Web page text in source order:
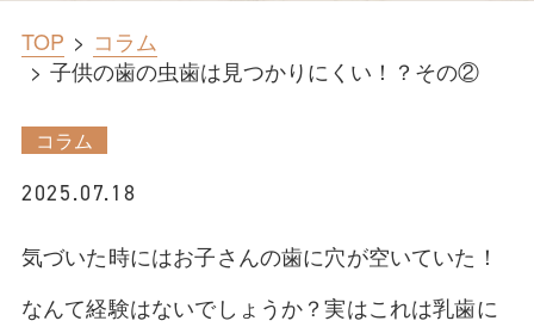
TOP
コラム
子供の歯の虫歯は見つかりにくい！？その②
コラム
2025.07.18
気づいた時にはお子さんの歯に穴が空いていた！
なんて経験はないでしょうか？実はこれは乳歯に